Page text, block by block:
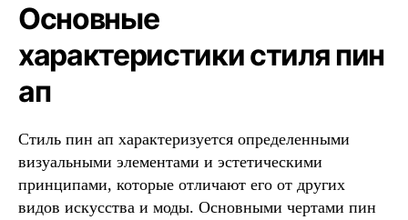
Основные
характеристики стиля пин
ап
Стиль пин ап характеризуется определенными
визуальными элементами и эстетическими
принципами, которые отличают его от других
видов искусства и моды. Основными чертами пин